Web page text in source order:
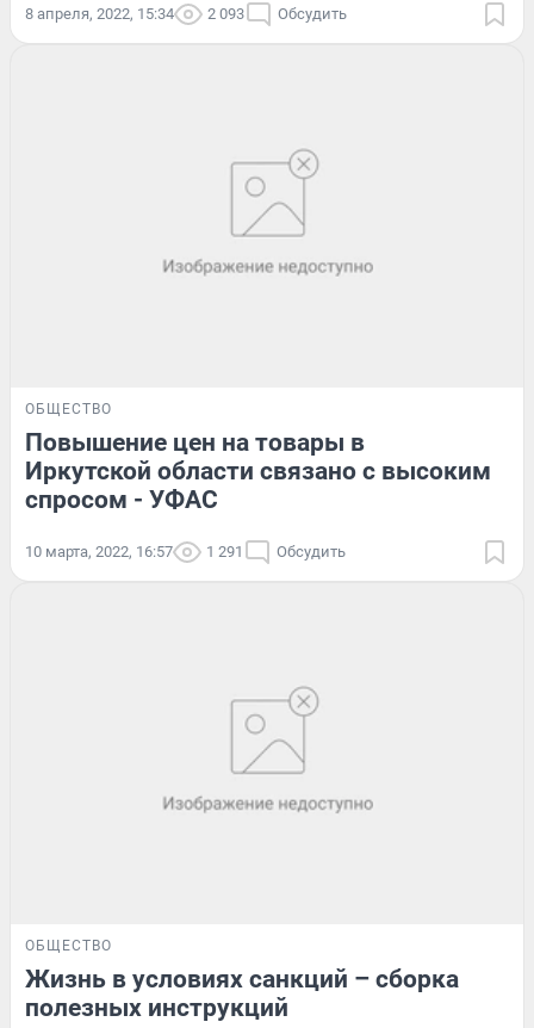
8 апреля, 2022, 15:34 2 093 Обсудить
ОБЩЕСТВО
Повышение цен на товары в
Иркутской области связано с высоким
спросом - УФАС
10 марта, 2022, 16:57 1 291 Обсудить
ОБЩЕСТВО
Жизнь в условиях санкций – сборка
полезных инструкций